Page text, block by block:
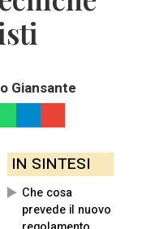
Giansante
IN SINTESI
Che cosa
prevede il nuovo